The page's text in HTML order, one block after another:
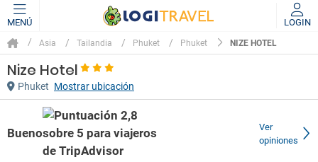
MENÚ LOGIN
Asia Tailandia Phuket Phuket NIZE HOTEL
Nize Hotel
Phuket Mostrar ubicación
Bueno
Ver
opiniones